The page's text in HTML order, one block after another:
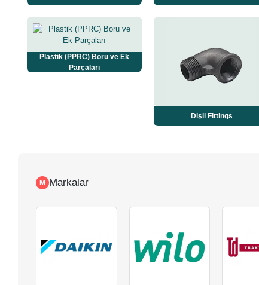
Plastik (PPRC) Boru ve Ek
Parçaları
Dişli Fittings
Markalar